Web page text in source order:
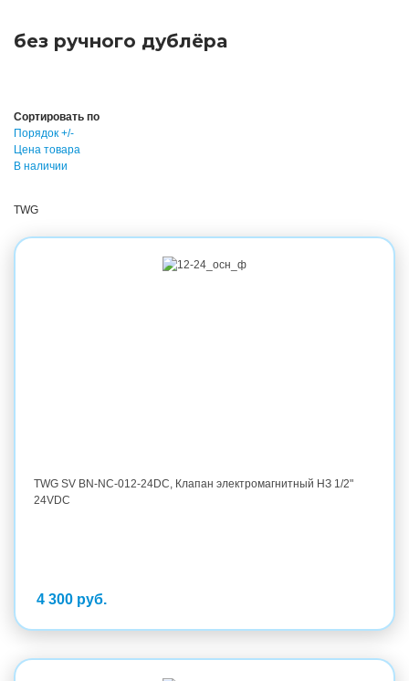
без ручного дублёра
Сортировать по
Порядок +/-
Цена товара
В наличии
TWG
TWG SV BN-NC-012-24DC, Клапан электромагнитный НЗ 1/2"
24VDC
4 300 руб.